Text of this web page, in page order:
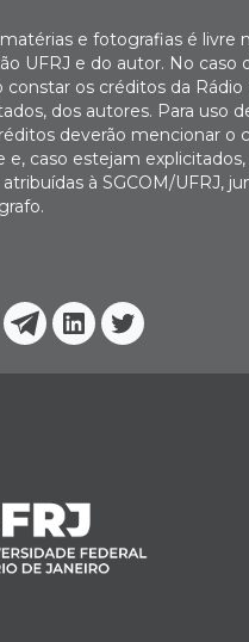
Telegram
Linkedin
Twitter
e fotografias é livre
UFRJ e do autor. No caso
constar os créditos da Rádio
dos autores. Para uso
deverão mencionar o
e, caso estejam
à SGCOM/UFRJ,